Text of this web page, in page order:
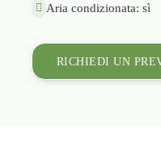
Aria condizionata: sì
RICHIEDI UN